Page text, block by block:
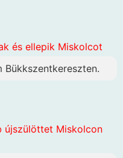
és ellepik Miskolcot
Bükkszentkereszten.
újszülöttet Miskolcon